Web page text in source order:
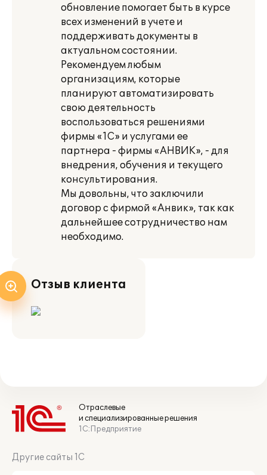
обновление помогает быть в курсе
всех изменений в учете и
поддерживать документы в
актуальном состоянии.
Рекомендуем любым
организациям, которые
планируют автоматизировать
свою деятельность
воспользоваться решениями
фирмы «1С» и услугами ее
партнера - фирмы «АНВИК», - для
внедрения, обучения и текущего
консультирования.
Мы довольны, что заключили
договор с фирмой «Анвик», так как
дальнейшее сотрудничество нам
необходимо.
Отзыв клиента
Отраслевые
и специализированные решения
1С:Предприятие
Другие сайты 1С